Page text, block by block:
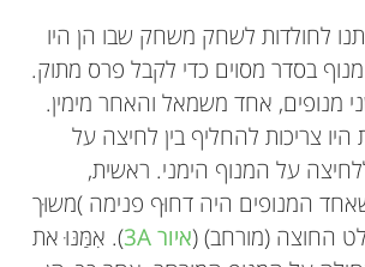
לחולדות לשחק משחק שבו הן היו
בסדר מסוים כדי לקבל פרס מתוק.
מנופים, אחד משמאל והאחר מימין.
היו צריכות להחליף בין לחיצה על
על המנוף הימני. ראשית,
המנופים היה דחוּף פנימה )משוּך
החוצה (מורחב) (איור 3A
). אִמַּנּוּ את